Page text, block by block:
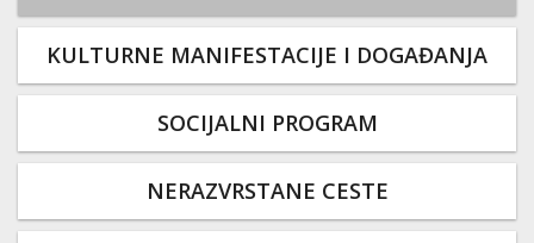
KULTURNE MANIFESTACIJE I DOGAĐANJA
SOCIJALNI PROGRAM
NERAZVRSTANE CESTE